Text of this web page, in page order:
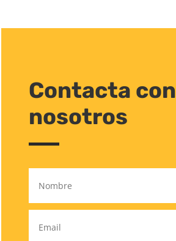
Contacta con
nosotros